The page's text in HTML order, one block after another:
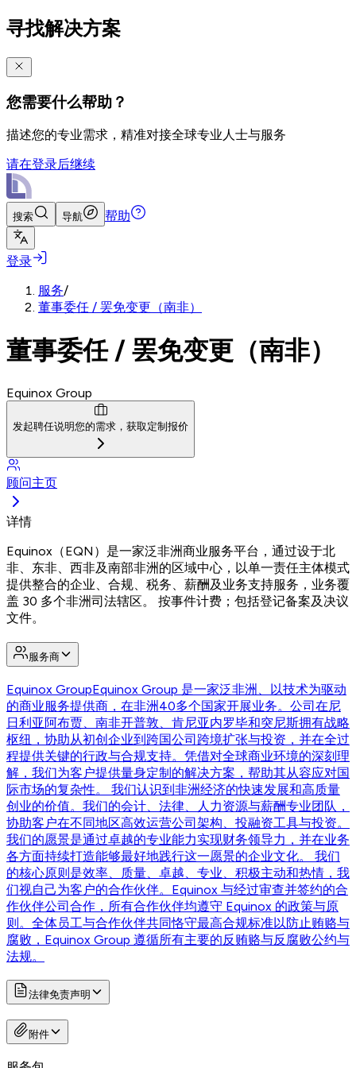
寻找解决方案
您需要什么帮助？
描述您的专业需求，精准对接全球专业人士与服务
请在登录后继续
搜索 导航 帮助
登录
服务/
董事委任 / 罢免变更（南非）
董事委任 / 罢免变更（南非）
Equinox Group
发起聘任说明您的需求，获取定制报价
顾问主页
详情
Equinox（EQN）是一家泛非洲商业服务平台，通过设于北
非、东非、西非及南部非洲的区域中心，以单一责任主体模式
提供整合的企业、合规、税务、薪酬及业务支持服务，业务覆
盖 30 多个非洲司法辖区。 按事件计费；包括登记备案及决议
文件。
服务商
Equinox GroupEquinox Group 是一家泛非洲、以技术为驱动
的商业服务提供商，在非洲40多个国家开展业务。公司在尼
日利亚阿布贾、南非开普敦、肯尼亚内罗毕和突尼斯拥有战略
枢纽，协助从初创企业到跨国公司跨境扩张与投资，并在全过
程提供关键的行政与合规支持。凭借对全球商业环境的深刻理
解，我们为客户提供量身定制的解决方案，帮助其从容应对国
际市场的复杂性。 我们认识到非洲经济的快速发展和高质量
创业的价值。我们的会计、法律、人力资源与薪酬专业团队，
协助客户在不同地区高效运营公司架构、投融资工具与投资。
我们的愿景是通过卓越的专业能力实现财务领导力，并在业务
各方面持续打造能够最好地践行这一愿景的企业文化。 我们
的核心原则是效率、质量、卓越、专业、积极主动和热情，我
们视自己为客户的合作伙伴。Equinox 与经过审查并签约的合
作伙伴公司合作，所有合作伙伴均遵守 Equinox 的政策与原
则。全体员工与合作伙伴共同恪守最高合规标准以防止贿赂与
腐败，Equinox Group 遵循所有主要的反贿赂与反腐败公约与
法规。
法律免责声明
附件